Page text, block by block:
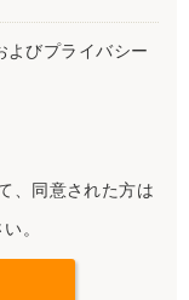
よびプライバシー
、同意された方は
。